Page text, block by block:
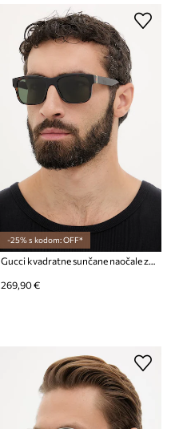
-25% s kodom: OFF*
Gucci kvadratne sunčane naočale za muškarce
269,90 €